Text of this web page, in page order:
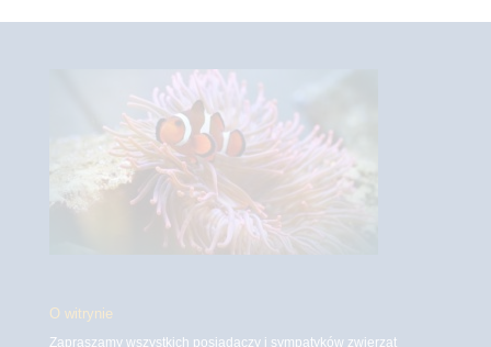
O witrynie
Zapraszamy wszystkich posiadaczy i sympatyków zwierząt